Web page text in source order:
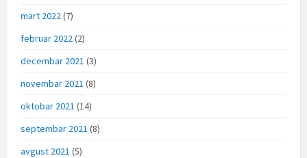
mart 2022 (7)
februar 2022 (2)
decembar 2021 (3)
novembar 2021 (8)
oktobar 2021 (14)
septembar 2021 (8)
avgust 2021 (5)